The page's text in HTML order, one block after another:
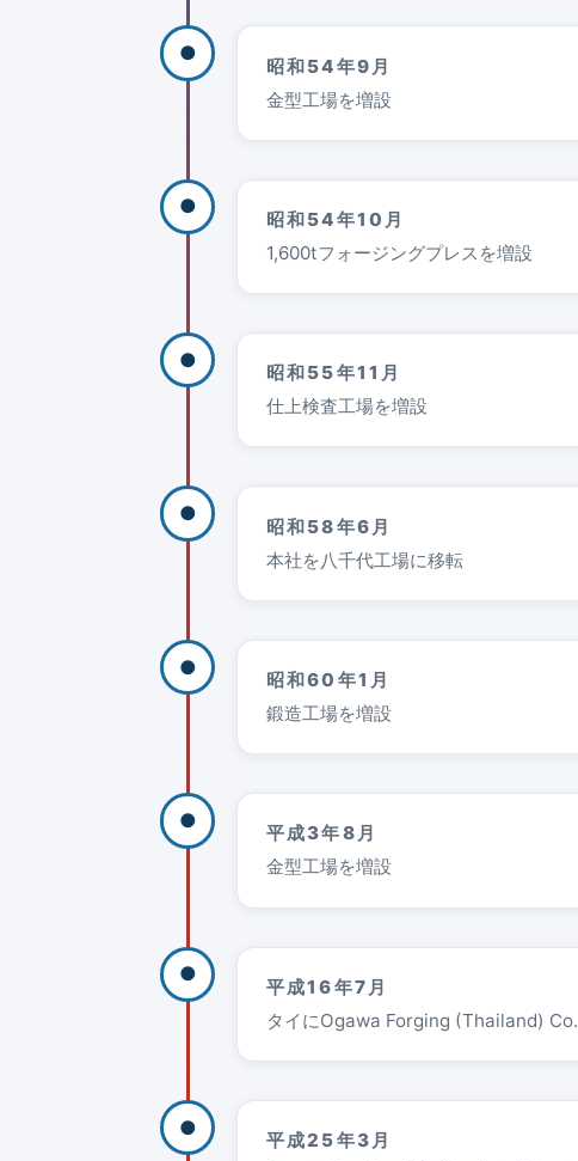
●
昭和54年9月
金型工場を増設
●
昭和54年10月
1,600tフォージングプレスを増設
●
昭和55年11月
仕上検査工場を増設
●
昭和58年6月
本社を八千代工場に移転
●
昭和60年1月
鍛造工場を増設
●
平成3年8月
金型工場を増設
●
平成16年7月
タイにOgawa Forging (Thailand)
●
平成25年3月